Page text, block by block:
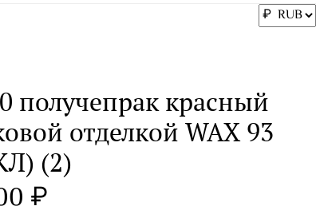
получепрак красный
отделкой WAX 93
(2)
₽